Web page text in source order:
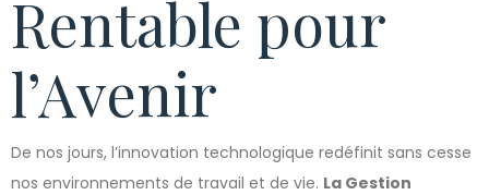
Rentable pour
l’Avenir
De nos jours, l’innovation technologique redéfinit sans cesse
nos environnements de travail et de vie. La Gestion